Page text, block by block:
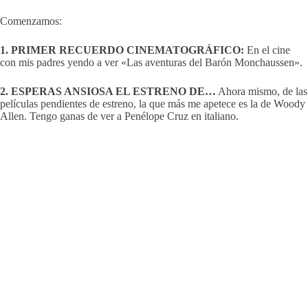
Comenzamos:
1. PRIMER RECUERDO CINEMATOGRÁFICO: En el cine
con mis padres yendo a ver «Las aventuras del Barón Monchaussen».
2. ESPERAS ANSIOSA EL ESTRENO DE… Ahora mismo, de las
películas pendientes de estreno, la que más me apetece es la de Woody
Allen. Tengo ganas de ver a Penélope Cruz en italiano.